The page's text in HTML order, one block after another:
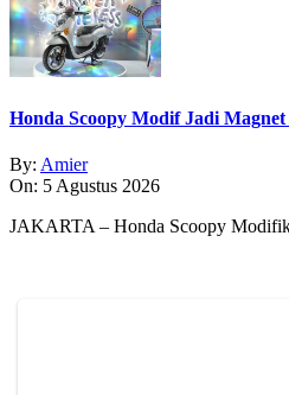
Honda Scoopy Modif Jadi
By: Amier
On: 5 Agustus 2026
JAKARTA – Honda Scoopy